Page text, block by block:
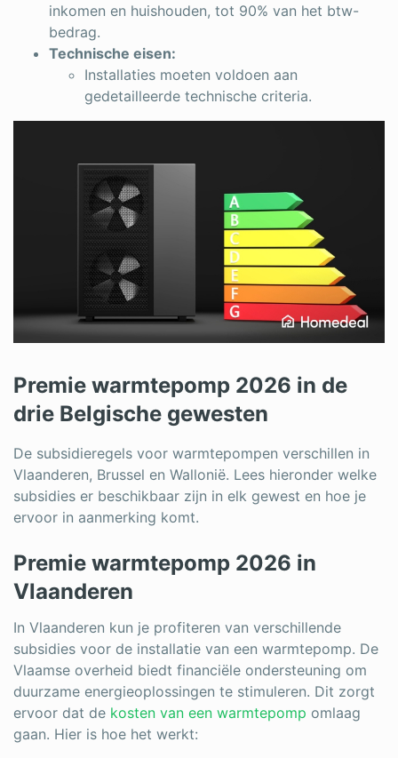
inkomen en huishouden, tot 90% van het btw-
bedrag.
Technische eisen:
Installaties moeten voldoen aan
gedetailleerde technische criteria.
Premie warmtepomp 2026 in de
drie Belgische gewesten
De subsidieregels voor warmtepompen verschillen in
Vlaanderen, Brussel en Wallonië. Lees hieronder welke
subsidies er beschikbaar zijn in elk gewest en hoe je
ervoor in aanmerking komt.
Premie warmtepomp 2026 in
Vlaanderen
In Vlaanderen kun je profiteren van verschillende
subsidies voor de installatie van een warmtepomp. De
Vlaamse overheid biedt financiële ondersteuning om
duurzame energieoplossingen te stimuleren. Dit zorgt
ervoor dat de kosten van een warmtepomp omlaag
gaan. Hier is hoe het werkt: